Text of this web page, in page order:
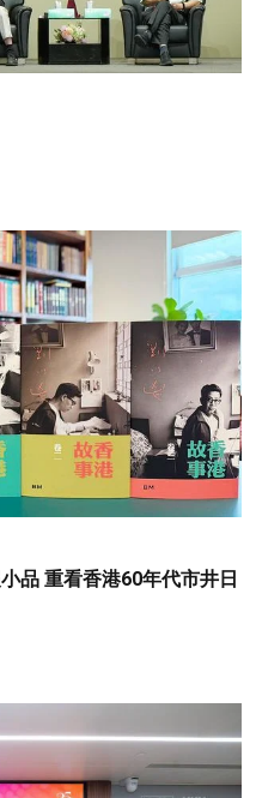
品 重看香港60年代市井日